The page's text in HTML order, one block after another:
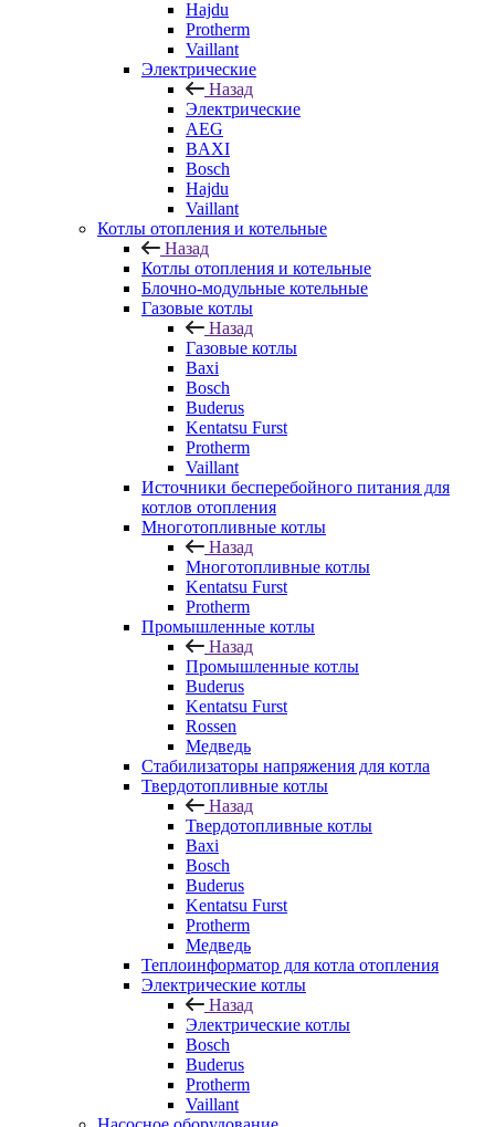
Hajdu
Protherm
Vaillant
Электрические
Назад
Электрические
AEG
BAXI
Bosch
Hajdu
Vaillant
Котлы отопления и котельные
Назад
Котлы отопления и котельные
Блочно-модульные котельные
Газовые котлы
Назад
Газовые котлы
Baxi
Bosch
Buderus
Kentatsu Furst
Protherm
Vaillant
Источники бесперебойного питания для
котлов отопления
Многотопливные котлы
Назад
Многотопливные котлы
Kentatsu Furst
Protherm
Промышленные котлы
Назад
Промышленные котлы
Buderus
Kentatsu Furst
Rossen
Медведь
Стабилизаторы напряжения для котла
Твердотопливные котлы
Назад
Твердотопливные котлы
Baxi
Bosch
Buderus
Kentatsu Furst
Protherm
Медведь
Теплоинформатор для котла отопления
Электрические котлы
Назад
Электрические котлы
Bosch
Buderus
Protherm
Vaillant